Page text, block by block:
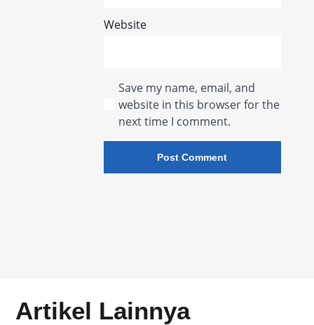
Website
Save my name, email, and
website in this browser for the
next time I comment.
Artikel Lainnya